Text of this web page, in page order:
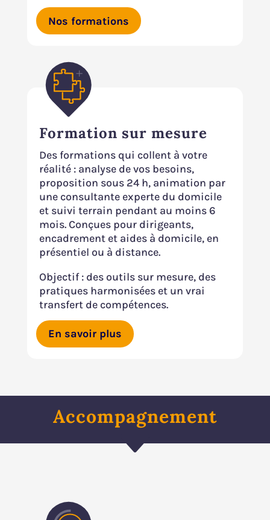
Nos formations
Formation sur mesure
Des formations qui collent à votre
réalité : analyse de vos besoins,
proposition sous 24 h, animation par
une consultante experte du domicile
et suivi terrain pendant au moins 6
mois. Conçues pour dirigeants,
encadrement et aides à domicile, en
présentiel ou à distance.
Objectif : des outils sur mesure, des
pratiques harmonisées et un vrai
transfert de compétences.
En savoir plus
Accompagnement
C